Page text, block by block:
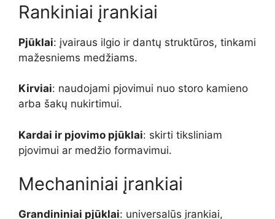
Rankiniai įrankiai
Pjūklai: įvairaus ilgio ir dantų struktūros, tinkami
mažesniems medžiams.
Kirviai: naudojami pjovimui nuo storo kamieno
arba šakų nukirtimui.
Kardai ir pjovimo pjūklai: skirti tiksliniam
pjovimui ar medžio formavimui.
Mechaniniai įrankiai
Grandininiai pjūklai: universalūs įrankiai,